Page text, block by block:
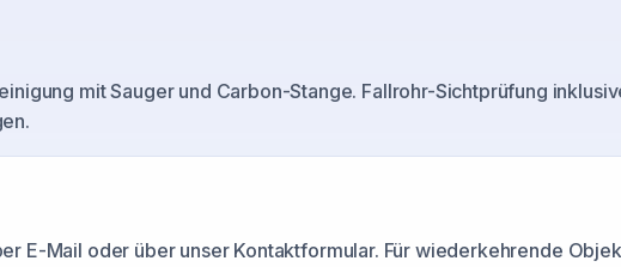
mit Sauger und Carbon-Stange. Fallrohr-Sichtprüfung
E-Mail oder über unser Kontaktformular. Für wiederkehrende